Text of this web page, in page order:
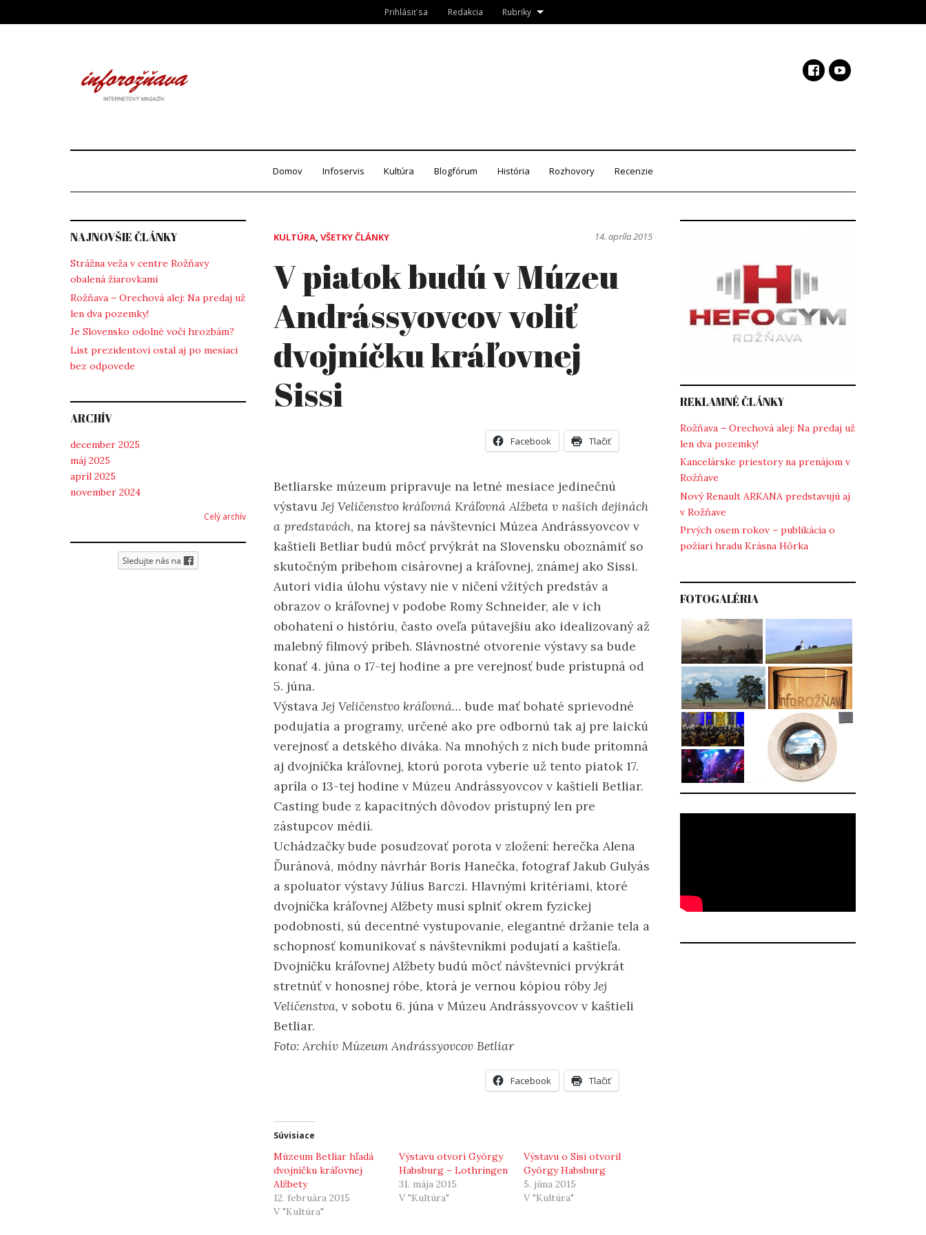
to
Prihlásiť sa Redakcia Rubriky
Domov Infoservis Kultúra Blogfórum História Rozhovory Recenzie
KULTÚRA, VŠETKY ČLÁNKY 14. apríla 2015
V piatok budú v Múzeu
Andrássyovcov voliť
dvojníčku kráľovnej
Sissi
Facebook Tlačiť
Betliarske múzeum pripravuje na letné mesiace jedinečnú
výstavuJej Veličenstvo kráľovná Kráľovná Alžbeta v našich dejinách
a predstavách, na ktorej sa návštevníci Múzea Andrássyovcov v
kaštieli Betliar budú môcť prvýkrát na Slovensku oboznámiť so
skutočným príbehom cisárovnej a kráľovnej, známej ako Sissi.
Autori vidia úlohu výstavy nie v ničení vžitých predstáv a
obrazov o kráľovnej v podobe Romy Schneider, ale v ich
obohatení o históriu, často oveľa pútavejšiu ako idealizovaný až
malebný filmový príbeh. Slávnostné otvorenie výstavy sa bude
konať 4. júna o 17-tej hodine a pre verejnosť bude prístupná od
5. júna.
VýstavaJej Veličenstvo kráľovná… bude mať bohaté sprievodné
podujatia a programy, určené ako pre odbornú tak aj pre laickú
verejnosť a detského diváka. Na mnohých z nich bude prítomná
aj dvojníčka kráľovnej, ktorú porota vyberie už tento piatok 17.
apríla o 13-tej hodine v Múzeu Andrássyovcov v kaštieli Betliar.
Casting bude z kapacitných dôvodov prístupný len pre
zástupcov médií.
Uchádzačky bude posudzovať porota v zložení: herečka Alena
Ďuránová, módny návrhár Boris Hanečka, fotograf Jakub Gulyás
a spoluator výstavy Július Barczi. Hlavnými kritériami, ktoré
dvojníčka kráľovnej Alžbety musí splniť okrem fyzickej
podobnosti, sú decentné vystupovanie, elegantné držanie tela a
schopnosť komunikovať s návštevníkmi podujatí a kaštieľa.
Dvojníčku kráľovnej Alžbety budú môcť návštevníci prvýkrát
stretnúť v honosnej róbe, ktorá je vernou kópiou róbyJej
Veličenstva, v sobotu 6. júna v Múzeu Andrássyovcov v kaštieli
Betliar.
Foto: Archív Múzeum Andrássyovcov Betliar
Facebook Tlačiť
Súvisiace
Múzeum Betliar hľadá
dvojníčku kráľovnej
Alžbety
12. februára 2015
V "Kultúra"
Výstavu otvorí György
Habsburg – Lothringen
31. mája 2015
V "Kultúra"
Výstavu o Sisi otvoril
György Habsburg
5. júna 2015
V "Kultúra"
NAJNOVŠIE ČLÁNKY
Strážna veža v centre Rožňavy
obalená žiarovkami
Rožňava – Orechová alej: Na predaj už
len dva pozemky!
Je Slovensko odolné voči hrozbám?
List prezidentovi ostal aj po mesiaci
bez odpovede
ARCHÍV
december 2025
máj 2025
apríl 2025
november 2024
Celý archív
REKLAMNÉ ČLÁNKY
Rožňava – Orechová alej: Na predaj už
len dva pozemky!
Kancelárske priestory na prenájom v
Rožňave
Nový Renault ARKANA predstavujú aj
v Rožňave
Prvých osem rokov – publikácia o
požiari hradu Krásna Hôrka
FOTOGALÉRIA